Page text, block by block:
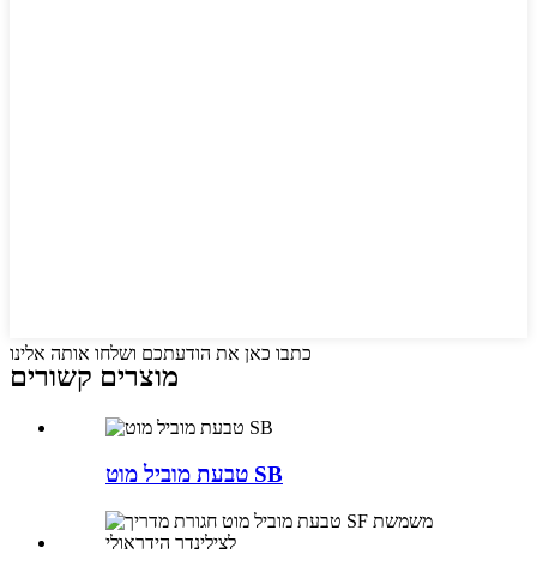
כתבו כאן את הודעתכם ושלחו אותה אלינו
מוצרים קשורים
טבעת מוביל מוט SB